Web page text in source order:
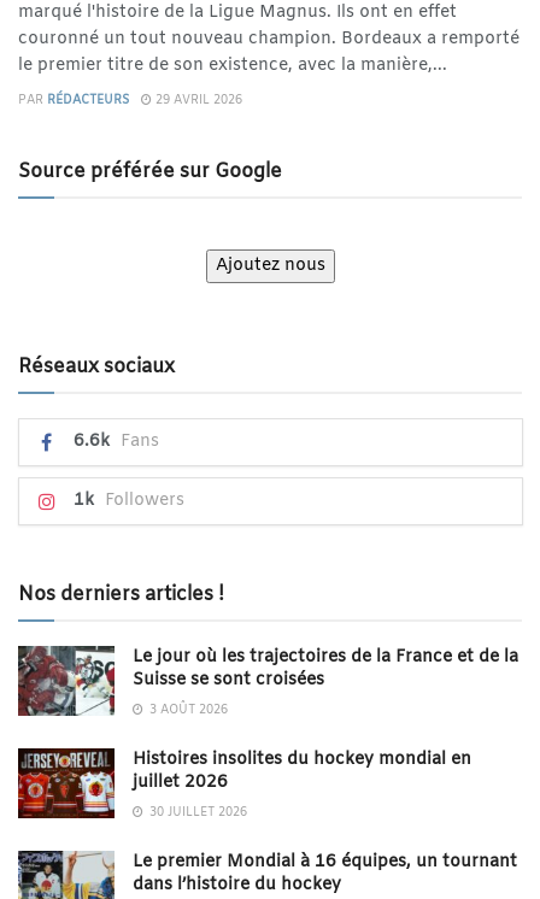
marqué l'histoire de la Ligue Magnus. Ils ont en effet
couronné un tout nouveau champion. Bordeaux a remporté
le premier titre de son existence, avec la manière,...
PAR RÉDACTEURS 29 AVRIL 2026
Source préférée sur Google
Ajoutez nous
Réseaux sociaux
6.6k Fans
1k Followers
Nos derniers articles !
Le jour où les trajectoires de la France et de la
Suisse se sont croisées
3 AOÛT 2026
Histoires insolites du hockey mondial en
juillet 2026
30 JUILLET 2026
Le premier Mondial à 16 équipes, un tournant
dans l’histoire du hockey